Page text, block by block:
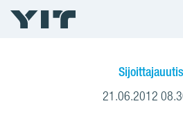
21.06.2012